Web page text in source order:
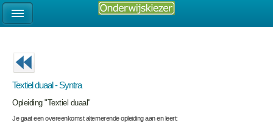
Textiel duaal - Syntra
Opleiding "Textiel duaal"
Je gaat een overeenkomst alternerende opleiding aan en leert: